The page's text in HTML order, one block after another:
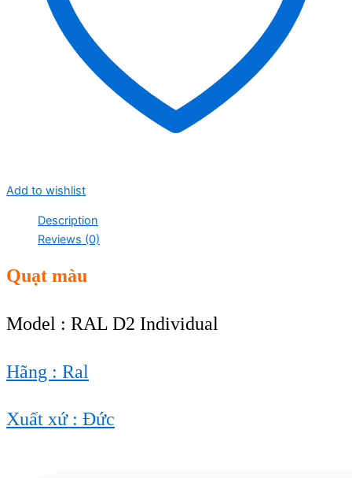
Add to wishlist
Description
Reviews (0)
Quạt màu
Model : RAL D2 Individual
Hãng : Ral
Xuất xứ : Đức